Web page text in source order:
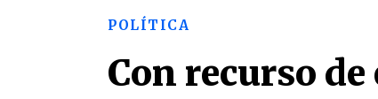
POLÍTICA
Con recurso